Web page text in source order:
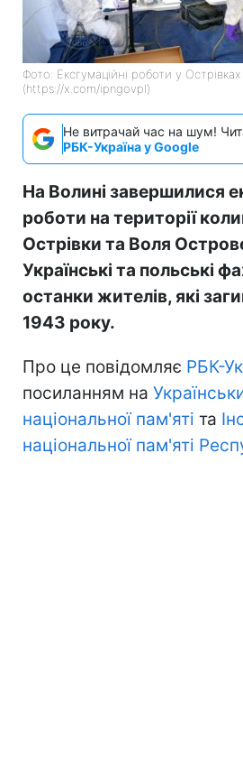
Фото: Ексгумаційні роботи у
(https://x.com/ipngovpl)
Не витрачай час на шум!
РБК-Україна у Google
На Волині завершилися
роботи на території
Острівки та Воля
Українські та польські
останки жителів, які
1943 року.
Про це повідомляє РБК-
посиланням на
національної пам'яті та
національної пам'яті